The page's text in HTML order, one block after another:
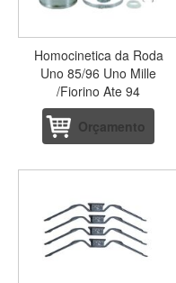
Homocinetica da Roda
Uno 85/96 Uno Mille
/Fiorino Ate 94
Orçamento